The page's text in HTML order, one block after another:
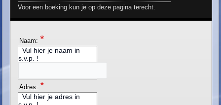
Voor een boeking kun je op deze pagina terecht.
Naam: *
Vul hier je naam in
s.v.p. !
Adres: *
Vul hier je adres in